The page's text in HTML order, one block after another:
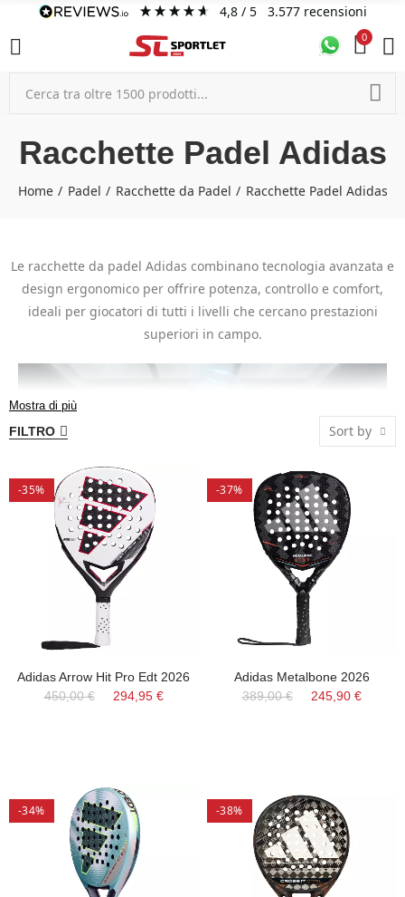
4,8/ 5 3.577 recensioni
0
Racchette Padel Adidas
Home Padel Racchette da Padel Racchette Padel Adidas
Le racchette da padel Adidas combinano tecnologia avanzata e
design ergonomico per offrire potenza, controllo e comfort,
ideali per giocatori di tutti i livelli che cercano prestazioni
superiori in campo.
Mostra di più
FILTRO Sort by
-35%
Adidas Arrow Hit Pro Edt 2026
450,00 €
294,95 €
-37%
Adidas Metalbone 2026
389,00 €
245,90 €
-34% -38%